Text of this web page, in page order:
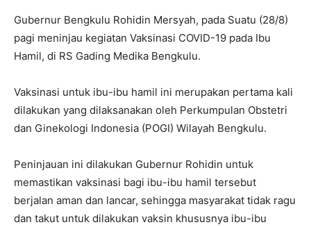
Gubernur Bengkulu Rohidin Mersyah, pada Suatu (28/8)
pagi meninjau kegiatan Vaksinasi COVID-19 pada Ibu
Hamil, di RS Gading Medika Bengkulu.
Vaksinasi untuk ibu-ibu hamil ini merupakan pertama kali
dilakukan yang dilaksanakan oleh Perkumpulan Obstetri
dan Ginekologi Indonesia (POGI) Wilayah Bengkulu.
Peninjauan ini dilakukan Gubernur Rohidin untuk
memastikan vaksinasi bagi ibu-ibu hamil tersebut
berjalan aman dan lancar, sehingga masyarakat tidak ragu
dan takut untuk dilakukan vaksin khususnya ibu-ibu